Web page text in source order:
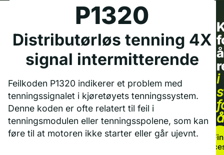
P1320
Distributørløs tenning 4X
signal intermitterende
Feilkoden P1320 indikerer et problem med
tenningssignalet i kjøretøyets tenningssystem.
Denne koden er ofte relatert til feil i
tenningsmodulen eller tenningsspolene, som kan
føre til at motoren ikke starter eller går ujevnt.
å
i
å